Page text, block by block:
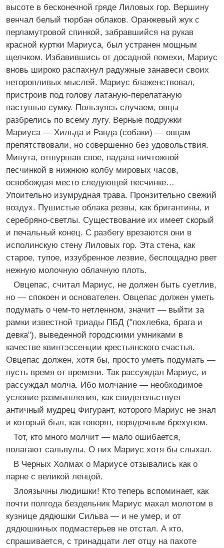
высоте в бесконечной гряде Лиловых гор. Вершину
венчал белый тюрбан облаков. Оранжевый жук с
перламутровой спинкой, забравшийся на рукав
красной куртки Мариуса, был устранен мощным
щелчком. Избавившись от досадной помехи, Мариус
вновь широко распахнул радужные занавеси своих
неторопливых мыслей. Мариус блаженствовал,
пристроив под голову латаную-перелатаную
пастушью сумку. Пользуясь случаем, овцы
разбрелись по всему лугу. Верные подружки
Мариуса — Хильда и Ранда (собаки) — овцам
препятствовали, но совершенно без удовольствия.
Минута, отшуршав свое, падала ничтожной
песчинкой в нижнюю колбу мировых часов,
освобождая место следующей песчинке…
Упоительно изумрудная трава. Пронзительно свежий
воздух. Пушистые облака резвы, как бригантины, и
серебряно-светлы. Существование их имеет скорый
и печальный конец. С разбегу врезаются они в
исполинскую стену Лиловых гор. Эта стена, как
старое, тупое, иззубренное лезвие, беспощадно рвет
нежную молочную облачную плоть.
Овцепас, считал Мариус, не должен быть суетлив,
но — спокоен и основателен. Овцепас должен уметь
подумать о чем-то нетленном, значит — выйти за
рамки известной триады ПБД ("похлебка, брага и
девка"), выведенной городскими умниками в
качестве квинтэссенции крестьянского счастья.
Овцепас должен, хотя бы, просто уметь подумать —
пусть время от времени. Так рассуждал Мариус, и
рассуждал молча. Ибо молчание — необходимое
условие размышления, как свидетельствует
античный мудрец Фигурант, которого Мариус не знал
и который был, как говорят, порядочным брехуном.
Тот, кто много молчит — мало ошибается,
полагают сальвулы. О них Мариус хотя бы слыхал.
В Черных Холмах о Мариусе отзывались как о
парне с великой ленцой.
Злоязычны людишки! Кто теперь вспоминает, как
почти полгода бездельник Мариус махал молотом в
кузнице дядюшки Сильва — и не умер, и от
дядюшкиных подмастерьев не отстал. А кто,
спрашивается, с тринадцати лет отцу на пахоте